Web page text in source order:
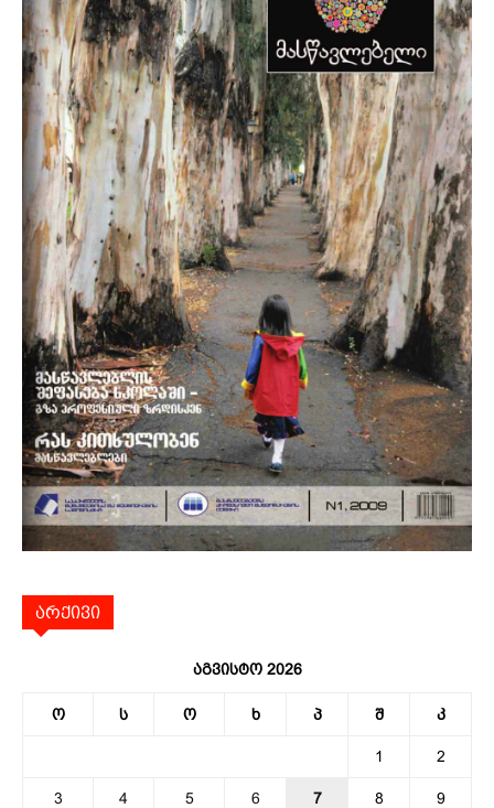
არქივი
აგვისტო 2026
ო ს ო ხ პ შ კ
1 2
3 4 5 6 7 8 9